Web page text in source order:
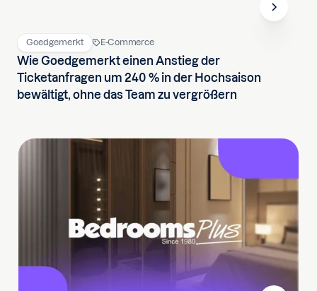
Goedgemerkt E-Commerce
Wie Goedgemerkt einen Anstieg der
Ticketanfragen um 240 % in der Hochsaison
bewältigt, ohne das Team zu vergrößern